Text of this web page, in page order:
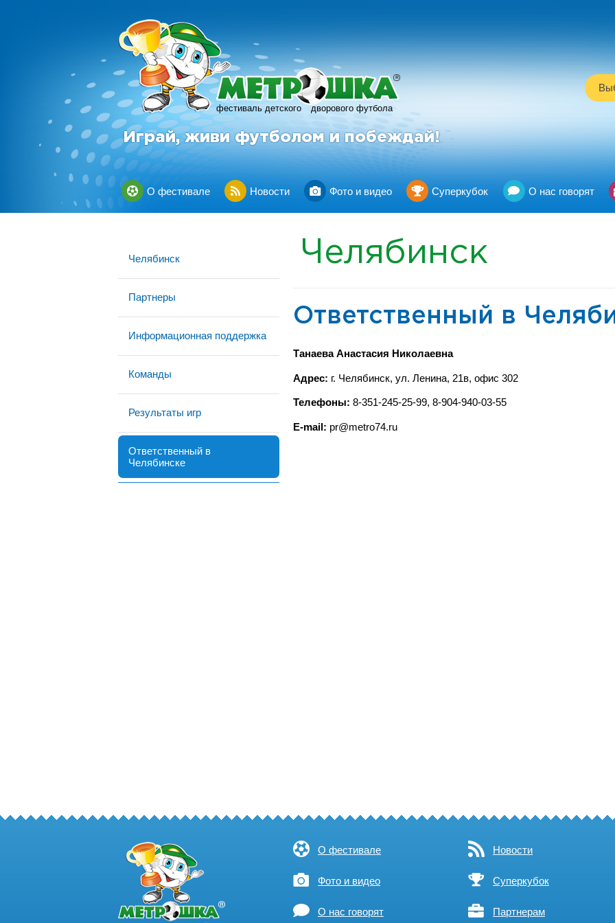
фестиваль детского дворового футбола
R
Играй, живи футболом и побеждай!
О фестивале Новости Фото и видео Суперкубок О нас говорят
Челябинск
Партнеры
Информационная поддержка
Команды
Результаты игр
Ответственный в
Челябинске
Челябинск
Ответственный в
Танаева Анастасия Николаевна
Адрес: г. Челябинск, ул. Ленина, 21в, офис 302
Телефоны: 8-351-245-25-99, 8-904-940-03-55
E-mail: pr@metro74.ru
О фестивале Новости
Фото и видео Суперкубок
О нас говорят Партнерам